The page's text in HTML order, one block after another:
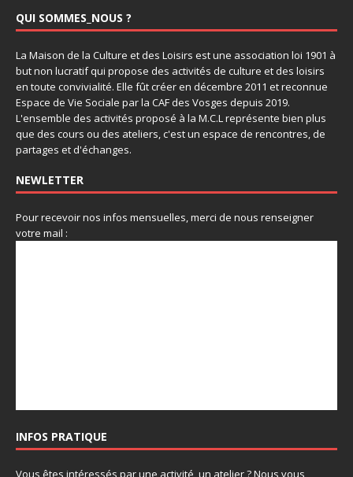
QUI SOMMES_NOUS ?
La Maison de la Culture et des Loisirs est une association loi 1901 à
but non lucratif qui propose des activités de culture et des loisirs
en toute convivialité. Elle fût créer en décembre 2011 et reconnue
Espace de Vie Sociale par la CAF des Vosges depuis 2019.
L'ensemble des activités proposé à la M.C.L représente bien plus
que des cours ou des ateliers, c'est un espace de rencontres, de
partages et d'échanges.
NEWLETTER
Pour recevoir nos infos mensuelles, merci de nous renseigner
votre mail :
INFOS PRATIQUE
Vous êtes intéressés par une activité, un atelier ? Nous vous